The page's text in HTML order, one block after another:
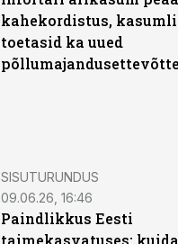
kahekordistus,
toetasid ka uued
ST
SISUTURUNDUS
09.06.26, 16:46
Paindlikkus Eesti
taimekasvatuses: